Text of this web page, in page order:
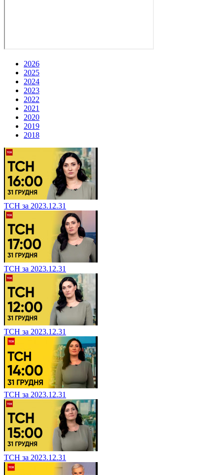
2026
2025
2024
2023
2022
2021
2020
2019
2018
ТСН за 2023.12.31
ТСН за 2023.12.31
ТСН за 2023.12.31
ТСН за 2023.12.31
ТСН за 2023.12.31